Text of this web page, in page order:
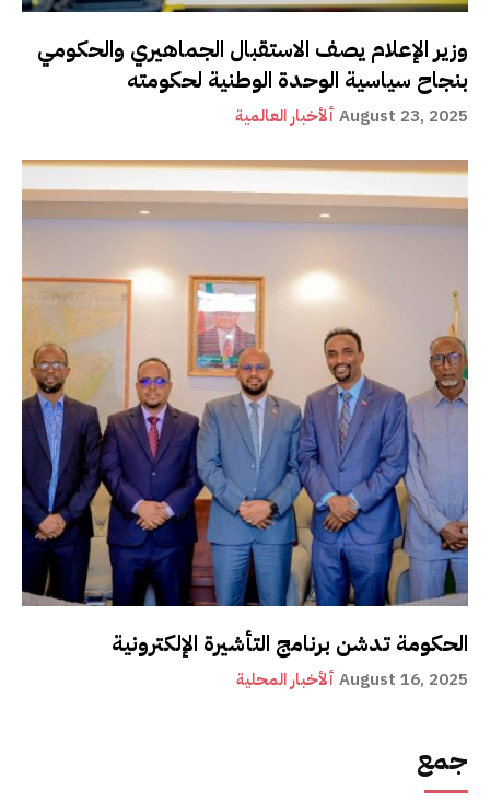
وزير الإعلام يصف الاستقبال الجماهيري والحكومي
بنجاح سياسية الوحدة الوطنية لحكومته
ألأخبار العالمية August 23, 2025
الحكومة تدشن برنامج التأشيرة الإلكترونية
ألأخبار المحلية August 16, 2025
جمع